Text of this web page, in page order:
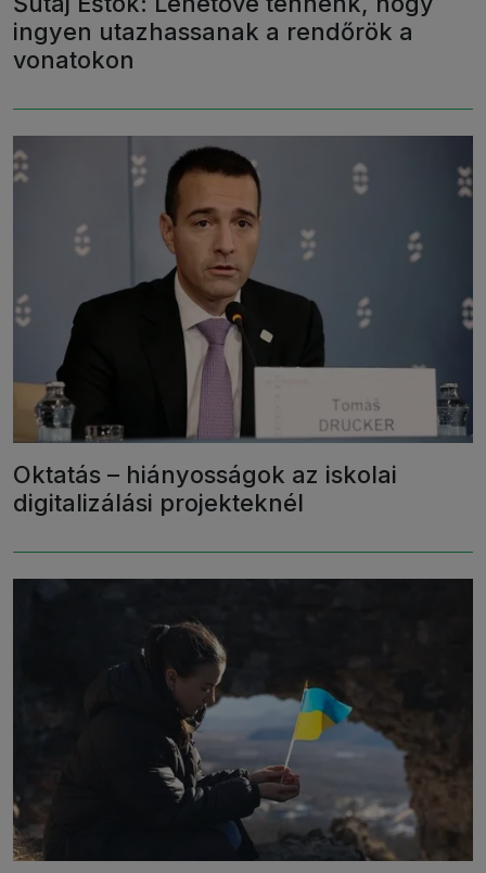
ingyen utazhassanak a rendőrök a
vonatokon
Oktatás – hiányosságok az iskolai
digitalizálási projekteknél